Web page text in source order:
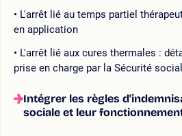
L'arrêt lié au temps partiel
en application
L'arrêt lié aux cures thermales :
prise en charge par la Sécurité
Intégrer les règles
sociale et leur